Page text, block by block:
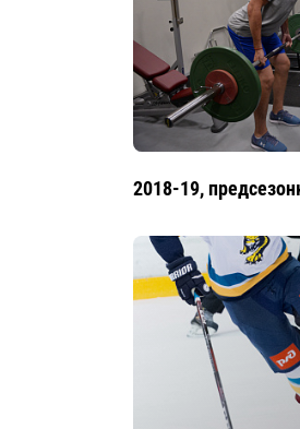
2018-19,